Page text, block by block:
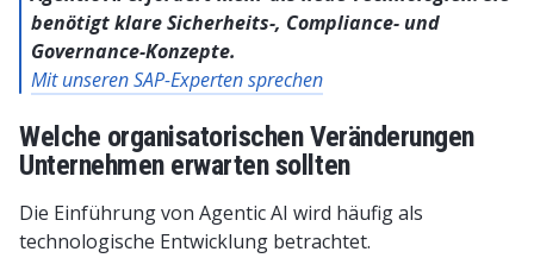
benötigt klare Sicherheits-, Compliance- und
Governance-Konzepte.
Mit unseren SAP-Experten sprechen
Welche organisatorischen Veränderungen
Unternehmen erwarten sollten
Die Einführung von Agentic AI wird häufig als
technologische Entwicklung betrachtet.